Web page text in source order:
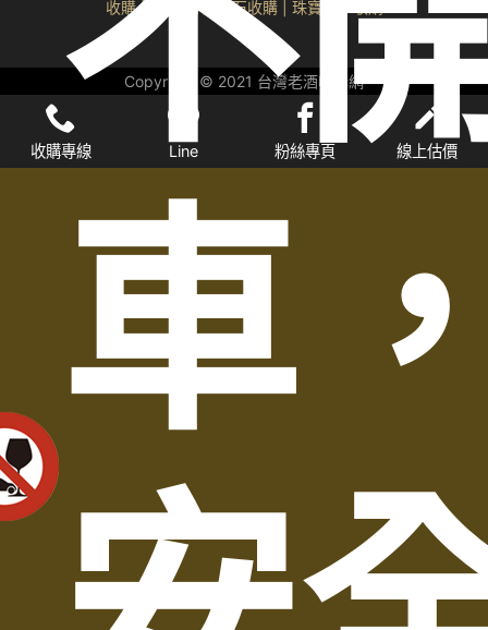
收購| 雞血石/壽山石收購 | 珠寶翡翠收購
Copyright © 2021 台灣老酒收購網
收購專線 Line 粉絲專頁 線上估價
車